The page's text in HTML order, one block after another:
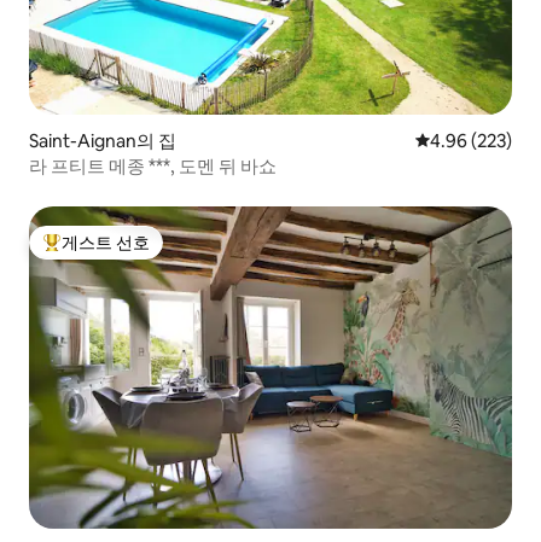
Saint-Aignan의 집 평점 4.96점(5
4.96 (223)
라 프티트 메종 ***, 도멘 뒤 바쇼
상위 게스트 선호
게스트 선호